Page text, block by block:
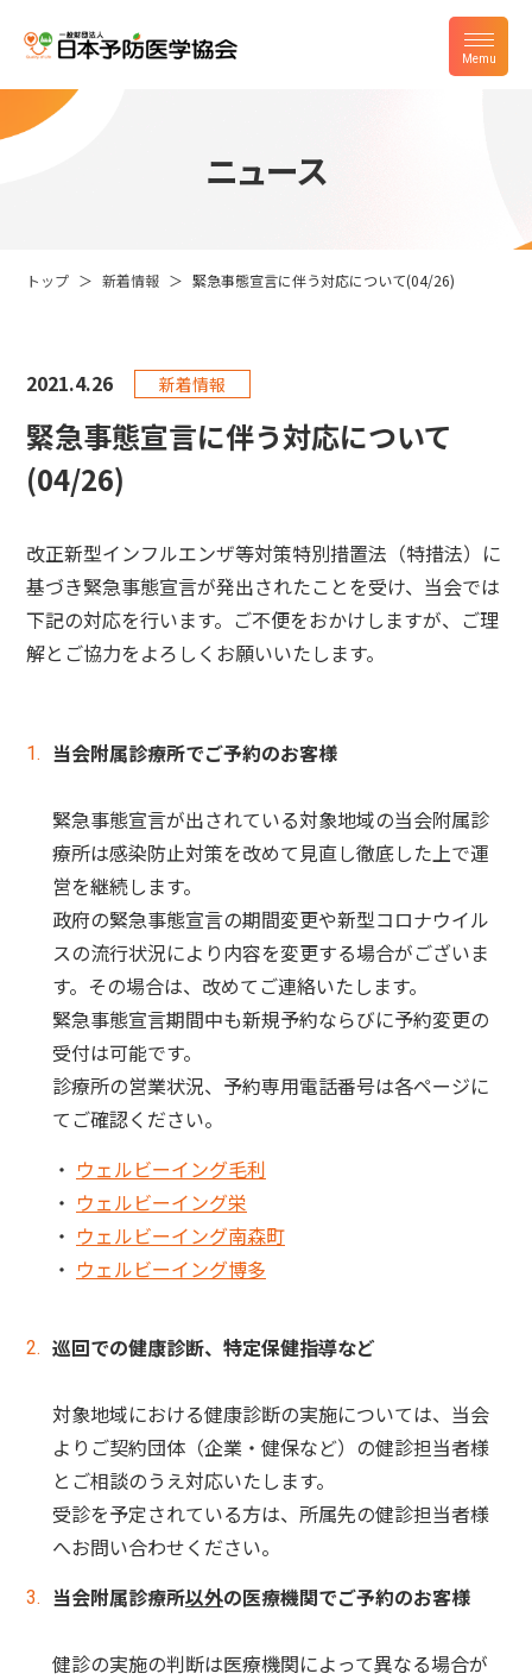
ニュース
トップ 新着情報 緊急事態宣言に伴う対応について(04/26)
2021.4.26 新着情報
緊急事態宣言に伴う対応について
(04/26)
改正新型インフルエンザ等対策特別措置法（特措法）に
基づき緊急事態宣言が発出されたことを受け、当会では
下記の対応を行います。ご不便をおかけしますが、ご理
解とご協力をよろしくお願いいたします。
当会附属診療所でご予約のお客様
緊急事態宣言が出されている対象地域の当会附属診
療所は感染防止対策を改めて見直し徹底した上で運
営を継続します。
政府の緊急事態宣言の期間変更や新型コロナウイル
スの流行状況により内容を変更する場合がございま
す。その場合は、改めてご連絡いたします。
緊急事態宣言期間中も新規予約ならびに予約変更の
受付は可能です。
診療所の営業状況、予約専用電話番号は各ページに
てご確認ください。
・ ウェルビーイング毛利
・ ウェルビーイング栄
・ ウェルビーイング南森町
・ ウェルビーイング博多
巡回での健康診断、特定保健指導など
対象地域における健康診断の実施については、当会
よりご契約団体（企業・健保など）の健診担当者様
とご相談のうえ対応いたします。
受診を予定されている方は、所属先の健診担当者様
へお問い合わせください。
当会附属診療所以外の医療機関でご予約のお客様
健診の実施の判断は医療機関によって異なる場合が